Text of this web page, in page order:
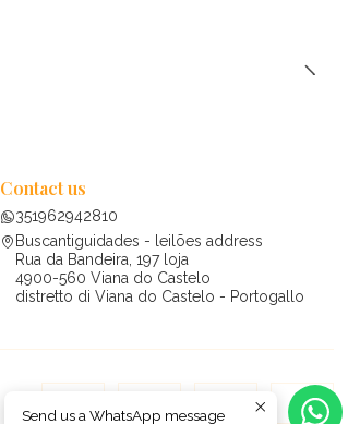
Contact us
351962942810
Buscantiguidades - leilões address
Rua da Bandeira, 197 loja
4900-560 Viana do Castelo
distretto di Viana do Castelo - Portogallo
Send us a WhatsApp message